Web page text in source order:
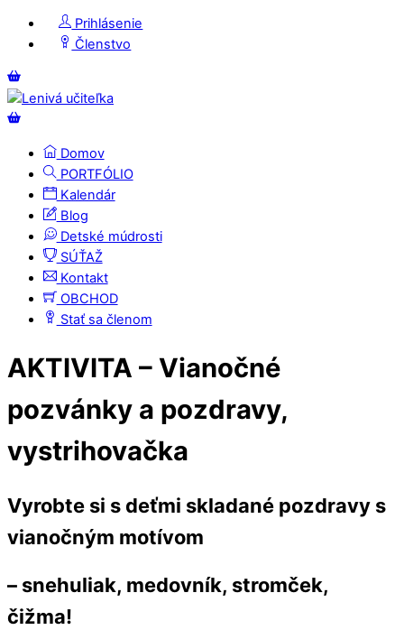
Skip
Prihlásenie
Členstvo
MenuKošík
Košík
Domov
PORTFÓLIO
Kalendár
Blog
Detské múdrosti
SÚŤAŽ
Kontakt
OBCHOD
Stať sa členom
Menu
Cart
AKTIVITA – Vianočné
pozvánky a pozdravy,
vystrihovačka
Vyrobte si s deťmi skladané pozdravy s
vianočným motívom
– snehuliak, medovník, stromček,
čižma!